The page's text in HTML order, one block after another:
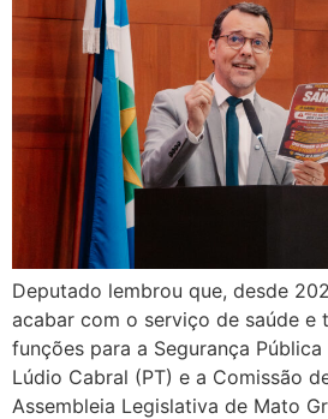
Deputado lembrou que, desde
acabar com o serviço de saúde e
funções para a Segurança
Lúdio Cabral (PT) e a Comissão
Assembleia Legislativa de Mato